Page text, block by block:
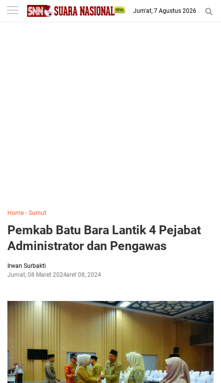
-->
Jum'at, 7 Agustus 2026
Home › Sumut
Pemkab Batu Bara Lantik 4 Pejabat
Administrator dan Pengawas
Irwan Surbakti
Jumat, 08 Maret 2024Maret 08, 2024